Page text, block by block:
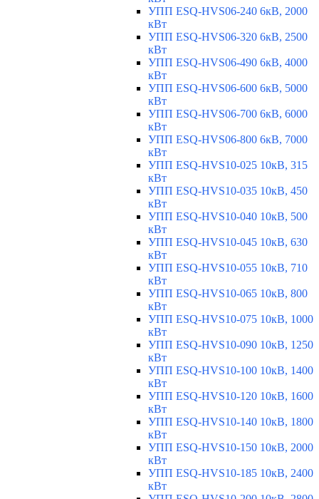
УПП ESQ-HVS06-240 6кВ, 2000
кВт
УПП ESQ-HVS06-320 6кВ, 2500
кВт
УПП ESQ-HVS06-490 6кВ, 4000
кВт
УПП ESQ-HVS06-600 6кВ, 5000
кВт
УПП ESQ-HVS06-700 6кВ, 6000
кВт
УПП ESQ-HVS06-800 6кВ, 7000
кВт
УПП ESQ-HVS10-025 10кВ, 315
кВт
УПП ESQ-HVS10-035 10кВ, 450
кВт
УПП ESQ-HVS10-040 10кВ, 500
кВт
УПП ESQ-HVS10-045 10кВ, 630
кВт
УПП ESQ-HVS10-055 10кВ, 710
кВт
УПП ESQ-HVS10-065 10кВ, 800
кВт
УПП ESQ-HVS10-075 10кВ, 1000
кВт
УПП ESQ-HVS10-090 10кВ, 1250
кВт
УПП ESQ-HVS10-100 10кВ, 1400
кВт
УПП ESQ-HVS10-120 10кВ, 1600
кВт
УПП ESQ-HVS10-140 10кВ, 1800
кВт
УПП ESQ-HVS10-150 10кВ, 2000
кВт
УПП ESQ-HVS10-185 10кВ, 2400
кВт